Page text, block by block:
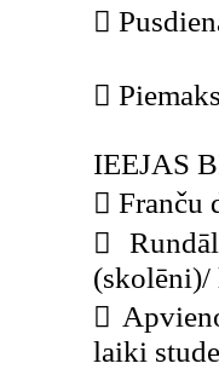


IEEJAS
 Franču

(skolēni)/

laiki